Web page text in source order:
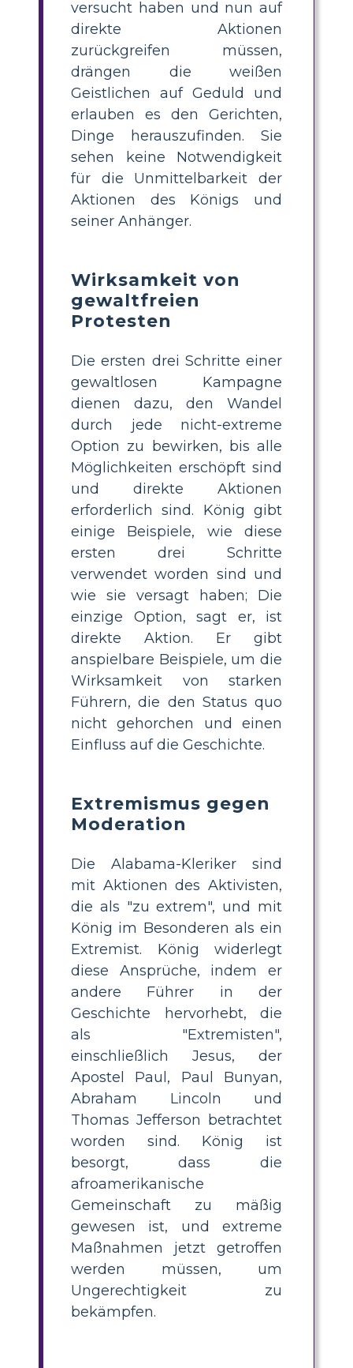
versucht haben und nun auf
direkte Aktionen
zurückgreifen müssen,
drängen die weißen
Geistlichen auf Geduld und
erlauben es den Gerichten,
Dinge herauszufinden. Sie
sehen keine Notwendigkeit
für die Unmittelbarkeit der
Aktionen des Königs und
seiner Anhänger.
Wirksamkeit von
gewaltfreien
Protesten
Die ersten drei Schritte einer
gewaltlosen Kampagne
dienen dazu, den Wandel
durch jede nicht-extreme
Option zu bewirken, bis alle
Möglichkeiten erschöpft sind
und direkte Aktionen
erforderlich sind. König gibt
einige Beispiele, wie diese
ersten drei Schritte
verwendet worden sind und
wie sie versagt haben; Die
einzige Option, sagt er, ist
direkte Aktion. Er gibt
anspielbare Beispiele, um die
Wirksamkeit von starken
Führern, die den Status quo
nicht gehorchen und einen
Einfluss auf die Geschichte.
Extremismus gegen
Moderation
Die Alabama-Kleriker sind
mit Aktionen des Aktivisten,
die als "zu extrem", und mit
König im Besonderen als ein
Extremist. König widerlegt
diese Ansprüche, indem er
andere Führer in der
Geschichte hervorhebt, die
als "Extremisten",
einschließlich Jesus, der
Apostel Paul, Paul Bunyan,
Abraham Lincoln und
Thomas Jefferson betrachtet
worden sind. König ist
besorgt, dass die
afroamerikanische
Gemeinschaft zu mäßig
gewesen ist, und extreme
Maßnahmen jetzt getroffen
werden müssen, um
Ungerechtigkeit zu
bekämpfen.